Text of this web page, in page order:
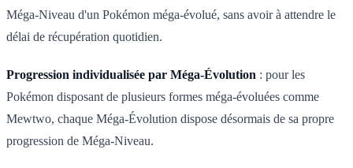
Méga-Niveau d'un Pokémon méga-évolué, sans avoir à attendre le
délai de récupération quotidien.
Progression individualisée par Méga-Évolution : pour les
Pokémon disposant de plusieurs formes méga-évoluées comme
Mewtwo, chaque Méga-Évolution dispose désormais de sa propre
progression de Méga-Niveau.